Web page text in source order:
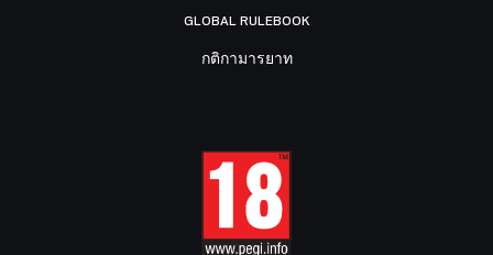
GLOBAL RULEBOOK
กติกามารยาท